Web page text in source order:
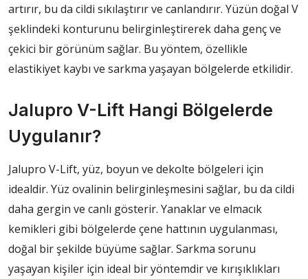
artırır, bu da cildi sıkılaştırır ve canlandırır. Yüzün doğal V
şeklindeki konturunu belirginleştirerek daha genç ve
çekici bir görünüm sağlar. Bu yöntem, özellikle
elastikiyet kaybı ve sarkma yaşayan bölgelerde etkilidir.
Jalupro V-Lift Hangi Bölgelerde
Uygulanır?
Jalupro V-Lift, yüz, boyun ve dekolte bölgeleri için
idealdir. Yüz ovalinin belirginleşmesini sağlar, bu da cildi
daha gergin ve canlı gösterir. Yanaklar ve elmacık
kemikleri gibi bölgelerde çene hattının uygulanması,
doğal bir şekilde büyüme sağlar. Sarkma sorunu
yaşayan kişiler için ideal bir yöntemdir ve kırışıklıkları